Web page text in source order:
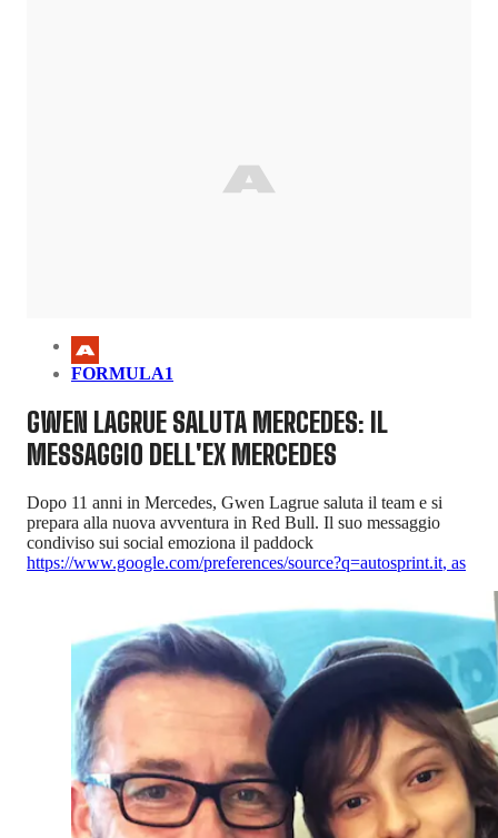
FORMULA1
GWEN LAGRUE SALUTA MERCEDES: IL
MESSAGGIO DELL'EX MERCEDES
Dopo 11 anni in Mercedes, Gwen Lagrue saluta il team e si
prepara alla nuova avventura in Red Bull. Il suo messaggio
condiviso sui social emoziona il paddock
https://www.google.com/preferences/source?q=autosprint.it, as